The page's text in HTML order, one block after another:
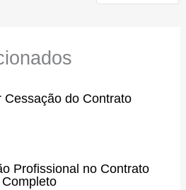
Cessação do Contrato
Profissional no Contrato